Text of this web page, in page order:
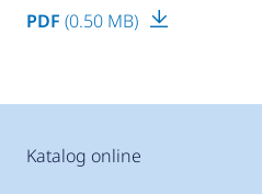
PDF (0.50 MB)
Katalog online